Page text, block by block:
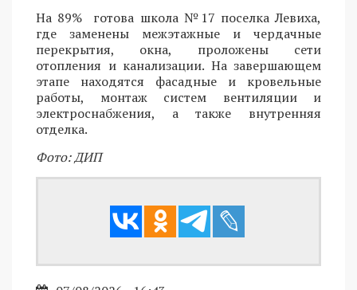
На 89% готова школа №17 поселка Левиха,
где заменены межэтажные и чердачные
перекрытия, окна, проложены сети
отопления и канализации. На завершающем
этапе находятся фасадные и кровельные
работы, монтаж систем вентиляции и
электроснабжения, а также внутренняя
отделка.
Фото: ДИП